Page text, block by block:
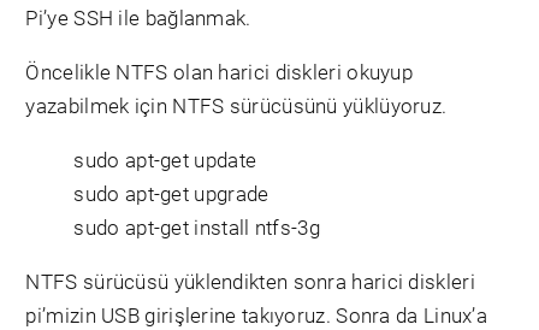
Pi’ye SSH ile bağlanmak.
Öncelikle NTFS olan harici diskleri okuyup
yazabilmek için NTFS sürücüsünü yüklüyoruz.
sudo apt-get update
sudo apt-get upgrade
sudo apt-get install ntfs-3g
NTFS sürücüsü yüklendikten sonra harici diskleri
pi’mizin USB girişlerine takıyoruz. Sonra da Linux’a